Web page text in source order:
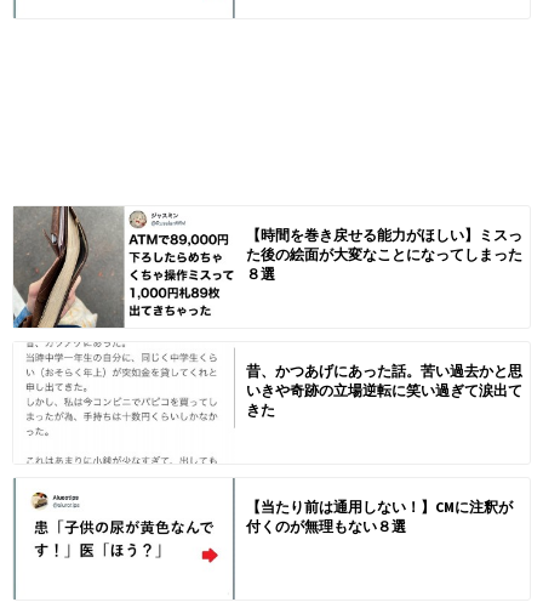
【時間を巻き戻せる能力がほしい】ミスっ
た後の絵面が大変なことになってしまった
８選
昔、かつあげにあった話。苦い過去かと思
いきや奇跡の立場逆転に笑い過ぎて涙出て
きた
【当たり前は通用しない！】CMに注釈が
付くのが無理もない８選